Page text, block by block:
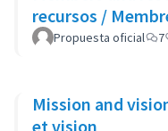
recursos /
Propuesta oficial 7
Mission and
et vision